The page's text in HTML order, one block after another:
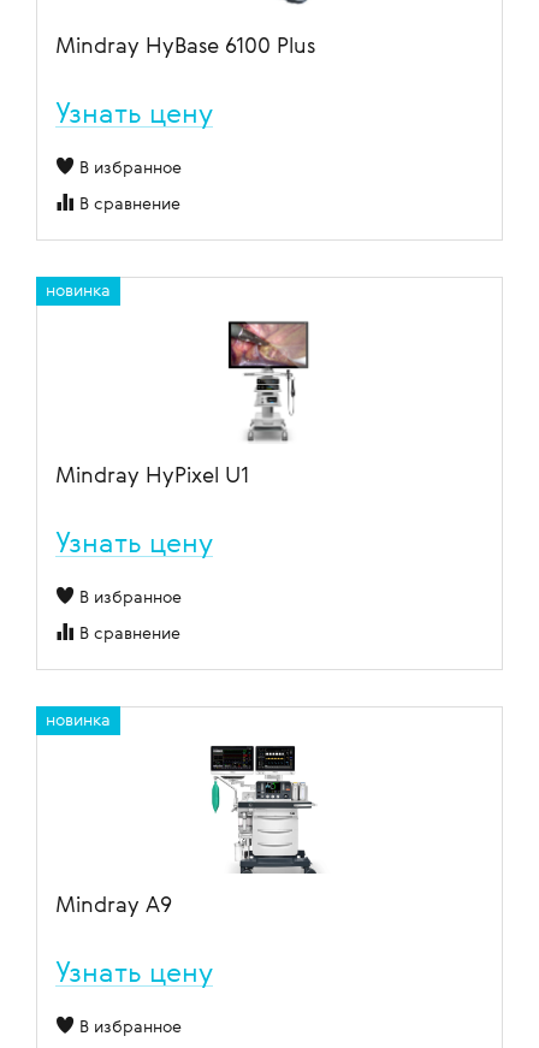
Mindray HyBase 6100 Plus
Узнать цену
В избранное
В сравнение
новинка
Mindray HyPixel U1
Узнать цену
В избранное
В сравнение
новинка
Mindray A9
Узнать цену
В избранное